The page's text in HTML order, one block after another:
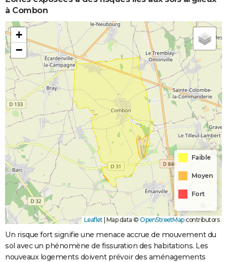
à Combon
+
−
Faible
Moyen
Fort
Leaflet | Map data © OpenStreetMapcontributors
Un risque fort signifie une menace accrue de mouvement du
sol avec un phénomène de fissuration des habitations. Les
nouveaux logements doivent prévoir des aménagements